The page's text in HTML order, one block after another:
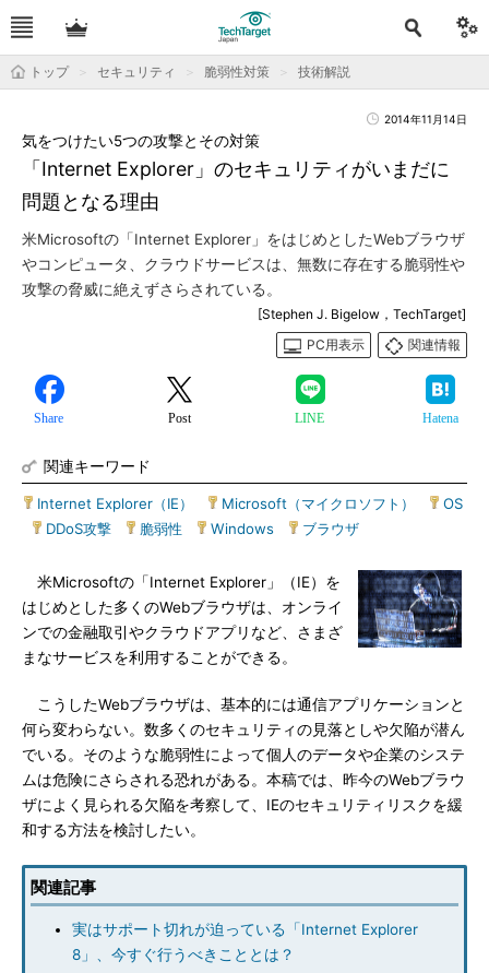
トップ セキュリティ 脆弱性対策 技術解説
2014年11月14日
「Internet Explorer」のセキュリティがいまだに
問題となる理由
気をつけたい5つの攻撃とその対策
米Microsoftの「Internet Explorer」をはじめとしたWebブラウザ
やコンピュータ、クラウドサービスは、無数に存在する脆弱性や
攻撃の脅威に絶えずさらされている。
[Stephen J. Bigelow，TechTarget]
PC用表示
関連情報
Share Post LINE Hatena
関連キーワード
Internet Explorer（IE） Microsoft（マイクロソフト）
OS
DDoS攻撃 脆弱性 Windows ブラウザ
米Microsoftの「Internet Explorer」（IE）を
はじめとした多くのWebブラウザは、オンライ
ンでの金融取引やクラウドアプリなど、さまざ
まなサービスを利用することができる。
こうしたWebブラウザは、基本的には通信アプリケーションと
何ら変わらない。数多くのセキュリティの見落としや欠陥が潜ん
でいる。そのような脆弱性によって個人のデータや企業のシステ
ムは危険にさらされる恐れがある。本稿では、昨今のWebブラウ
ザによく見られる欠陥を考察して、IEのセキュリティリスクを緩
和する方法を検討したい。
関連記事
実はサポート切れが迫っている「Internet Explorer
8」、今すぐ行うべきこととは？